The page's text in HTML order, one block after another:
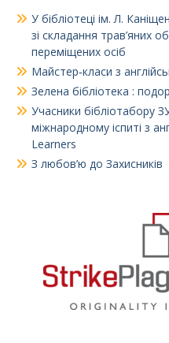
У бібліотеці ім. Л.
зі складання трав’яних
переміщених осіб
Майстер‑класи з
Зелена бібліотека :
Учасники бібліотабору
міжнародному іспиті з
Learners
З любов’ю до Захисників